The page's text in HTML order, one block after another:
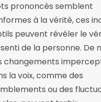
prononcés semblent
à la vérité, ces
peuvent révéler le
de la personne. De
changements
la voix, comme des
ou des